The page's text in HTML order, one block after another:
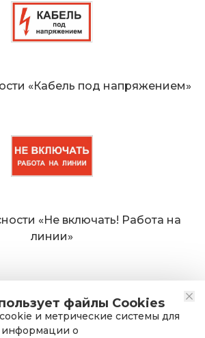
файлы Cookies
и метрические системы для
информации о
«Кабель под напряжением»
«Не включать! Работа на
линии»